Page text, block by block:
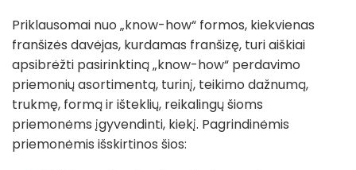
Priklausomai nuo „know-how“ formos, kiekvienas
franšizės davėjas, kurdamas franšizę, turi aiškiai
apsibrėžti pasirinktiną „know-how“ perdavimo
priemonių asortimentą, turinį, teikimo dažnumą,
trukmę, formą ir išteklių, reikalingų šioms
priemonėms įgyvendinti, kiekį. Pagrindinėmis
priemonėmis išskirtinos šios: